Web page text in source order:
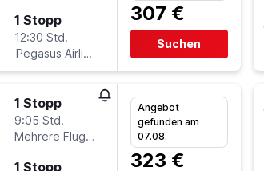
1 Stopp
12:30 Std.
Pegasus Airlines
307 €
Suchen
1 Stopp
9:05 Std.
Mehrere Fluglinien
1 Stopp
Angebot
gefunden am
07.08.
323 €